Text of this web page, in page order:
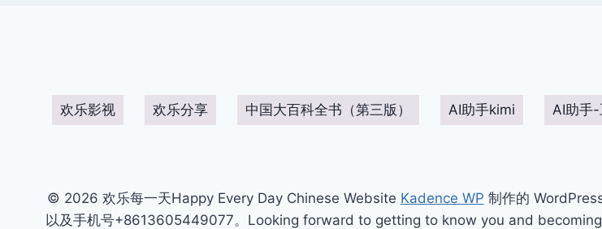
欢乐影视 欢乐分享 中国大百科全书（第三版） AI助手kimi AI助手
© 2026 欢乐每一天Happy Every Day Chinese Website Kadence WP 制作的
以及手机号+8613605449077。Looking forward to getting to know you and